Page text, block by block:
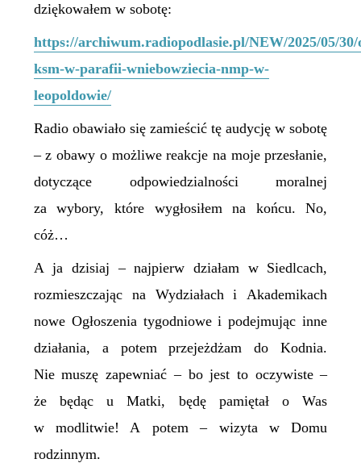
dziękowałem w sobotę:
https://archiwum.radiopodlasie.pl/NEW/2025/05/
ksm-w-parafii-wniebowziecia-nmp-w-
leopoldowie/
Radio obawiało się zamieścić tę audycję w sobotę
– z obawy o możliwe reakcje na moje przesłanie,
dotyczące odpowiedzialności moralnej
za wybory, które wygłosiłem na końcu. No,
cóż…
A ja dzisiaj – najpierw działam w Siedlcach,
rozmieszczając na Wydziałach i Akademikach
nowe Ogłoszenia tygodniowe i podejmując inne
działania, a potem przejeżdżam do Kodnia.
Nie muszę zapewniać – bo jest to oczywiste –
że będąc u Matki, będę pamiętał o Was
w modlitwie! A potem – wizyta w Domu
rodzinnym.